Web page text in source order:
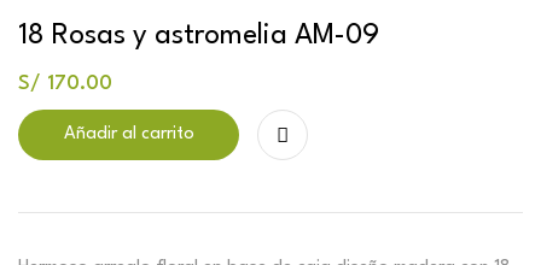
18 Rosas y astromelia AM-09
S/ 170.00
Añadir al carrito